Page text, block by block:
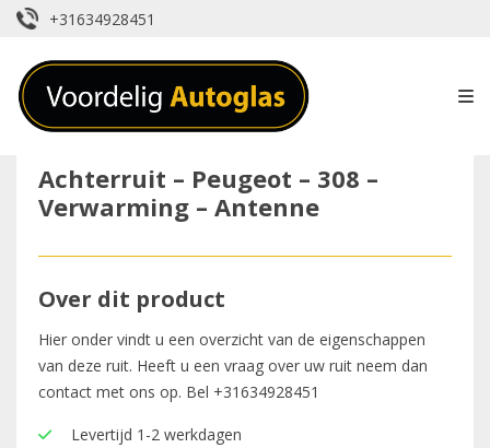
+31634928451
Achterruit – Peugeot – 308 –
Verwarming – Antenne
Over dit product
Hier onder vindt u een overzicht van de eigenschappen
van deze ruit. Heeft u een vraag over uw ruit neem dan
contact met ons op. Bel +31634928451
Levertijd 1-2 werkdagen